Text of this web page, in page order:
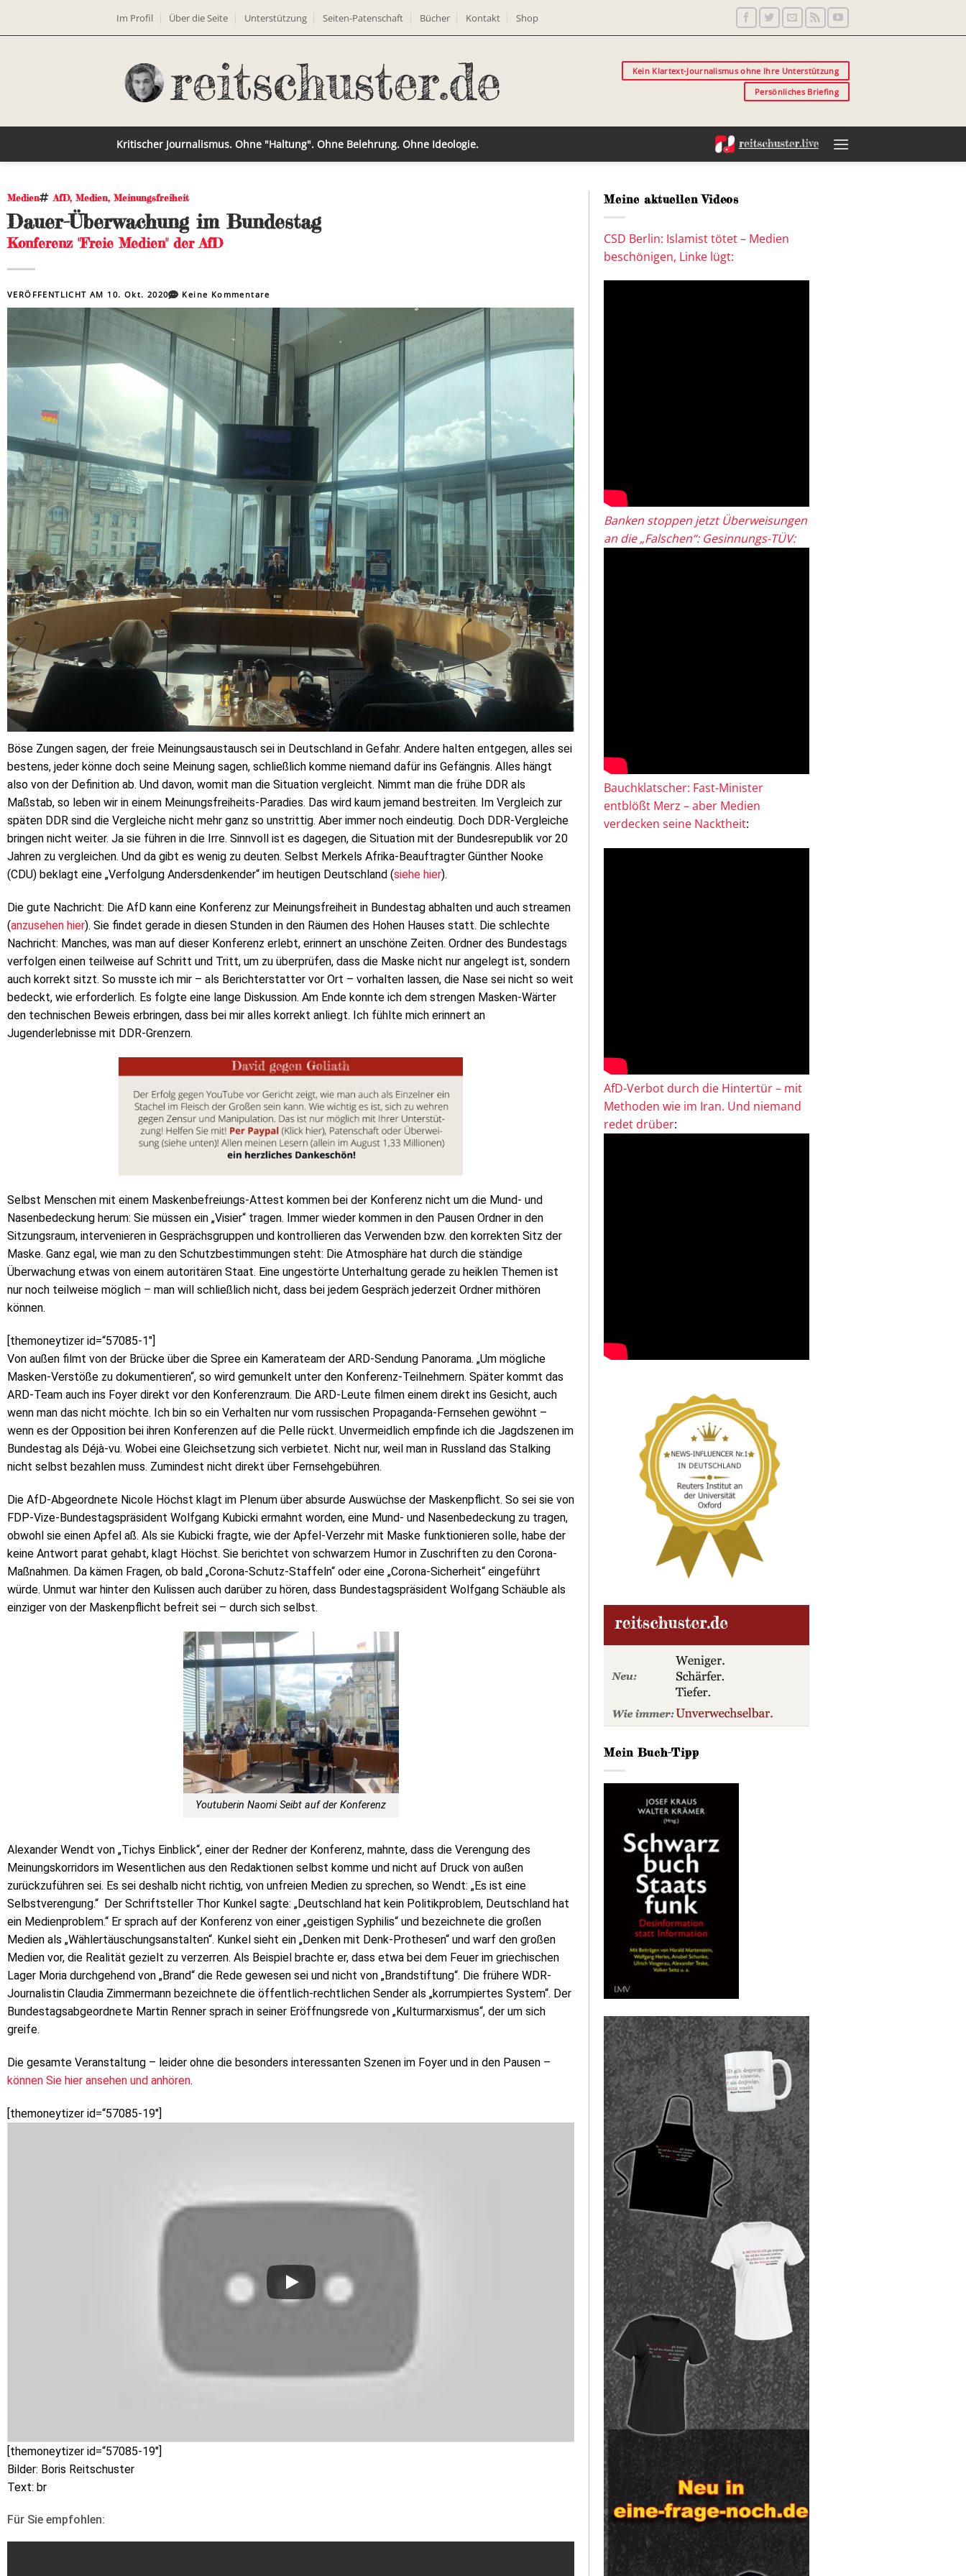
Im Profil Über die Seite Unterstützung Seiten-Patenschaft Bücher Kontakt Shop
Kein Klartext-Journalismus ohne Ihre Unterstützung
Persönliches Briefing
Kritischer Journalismus. Ohne "Haltung". Ohne Belehrung. Ohne Ideologie.
Medien AfD, Medien, Meinungsfreiheit
Dauer-Überwachung im Bundestag
Konferenz "Freie Medien" der AfD
VERÖFFENTLICHT AM 10. Okt. 2020 Keine Kommentare
Böse Zungen sagen, der freie Meinungsaustausch sei in Deutschland in Gefahr. Andere halten entgegen, alles sei
bestens, jeder könne doch seine Meinung sagen, schließlich komme niemand dafür ins Gefängnis. Alles hängt
also von der Definition ab. Und davon, womit man die Situation vergleicht. Nimmt man die frühe DDR als
Maßstab, so leben wir in einem Meinungsfreiheits-Paradies. Das wird kaum jemand bestreiten. Im Vergleich zur
späten DDR sind die Vergleiche nicht mehr ganz so unstrittig. Aber immer noch eindeutig. Doch DDR-Vergleiche
bringen nicht weiter. Ja sie führen in die Irre. Sinnvoll ist es dagegen, die Situation mit der Bundesrepublik vor 20
Jahren zu vergleichen. Und da gibt es wenig zu deuten. Selbst Merkels Afrika-Beauftragter Günther Nooke
(CDU) beklagt eine „Verfolgung Andersdenkender“ im heutigen Deutschland (siehe hier).
Die gute Nachricht: Die AfD kann eine Konferenz zur Meinungsfreiheit in Bundestag abhalten und auch streamen
(anzusehen hier). Sie findet gerade in diesen Stunden in den Räumen des Hohen Hauses statt. Die schlechte
Nachricht: Manches, was man auf dieser Konferenz erlebt, erinnert an unschöne Zeiten. Ordner des Bundestags
verfolgen einen teilweise auf Schritt und Tritt, um zu überprüfen, dass die Maske nicht nur angelegt ist, sondern
auch korrekt sitzt. So musste ich mir – als Berichterstatter vor Ort – vorhalten lassen, die Nase sei nicht so weit
bedeckt, wie erforderlich. Es folgte eine lange Diskussion. Am Ende konnte ich dem strengen Masken-Wärter
den technischen Beweis erbringen, dass bei mir alles korrekt anliegt. Ich fühlte mich erinnert an
Jugenderlebnisse mit DDR-Grenzern.
Selbst Menschen mit einem Maskenbefreiungs-Attest kommen bei der Konferenz nicht um die Mund- und
Nasenbedeckung herum: Sie müssen ein „Visier“ tragen. Immer wieder kommen in den Pausen Ordner in den
Sitzungsraum, intervenieren in Gesprächsgruppen und kontrollieren das Verwenden bzw. den korrekten Sitz der
Maske. Ganz egal, wie man zu den Schutzbestimmungen steht: Die Atmosphäre hat durch die ständige
Überwachung etwas von einem autoritären Staat. Eine ungestörte Unterhaltung gerade zu heiklen Themen ist
nur noch teilweise möglich – man will schließlich nicht, dass bei jedem Gespräch jederzeit Ordner mithören
können.
[themoneytizer id=“57085-1″]
Von außen filmt von der Brücke über die Spree ein Kamerateam der ARD-Sendung Panorama. „Um mögliche
Masken-Verstöße zu dokumentieren“, so wird gemunkelt unter den Konferenz-Teilnehmern. Später kommt das
ARD-Team auch ins Foyer direkt vor den Konferenzraum. Die ARD-Leute filmen einem direkt ins Gesicht, auch
wenn man das nicht möchte. Ich bin so ein Verhalten nur vom russischen Propaganda-Fernsehen gewöhnt –
wenn es der Opposition bei ihren Konferenzen auf die Pelle rückt. Unvermeidlich empfinde ich die Jagdszenen im
Bundestag als Déjà-vu. Wobei eine Gleichsetzung sich verbietet. Nicht nur, weil man in Russland das Stalking
nicht selbst bezahlen muss. Zumindest nicht direkt über Fernsehgebühren.
Die AfD-Abgeordnete Nicole Höchst klagt im Plenum über absurde Auswüchse der Maskenpflicht. So sei sie von
FDP-Vize-Bundestagspräsident Wolfgang Kubicki ermahnt worden, eine Mund- und Nasenbedeckung zu tragen,
obwohl sie einen Apfel aß. Als sie Kubicki fragte, wie der Apfel-Verzehr mit Maske funktionieren solle, habe der
keine Antwort parat gehabt, klagt Höchst. Sie berichtet von schwarzem Humor in Zuschriften zu den Corona-
Maßnahmen. Da kämen Fragen, ob bald „Corona-Schutz-Staffeln“ oder eine „Corona-Sicherheit“ eingeführt
würde. Unmut war hinter den Kulissen auch darüber zu hören, dass Bundestagspräsident Wolfgang Schäuble als
einziger von der Maskenpflicht befreit sei – durch sich selbst.
Youtuberin Naomi Seibt auf der Konferenz
Alexander Wendt von „Tichys Einblick“, einer der Redner der Konferenz, mahnte, dass die Verengung des
Meinungskorridors im Wesentlichen aus den Redaktionen selbst komme und nicht auf Druck von außen
zurückzuführen sei. Es sei deshalb nicht richtig, von unfreien Medien zu sprechen, so Wendt: „Es ist eine
Selbstverengung.“ Der Schriftsteller Thor Kunkel sagte: „Deutschland hat kein Politikproblem, Deutschland hat
ein Medienproblem.“ Er sprach auf der Konferenz von einer „geistigen Syphilis“ und bezeichnete die großen
Medien als „Wählertäuschungsanstalten“. Kunkel sieht ein „Denken mit Denk-Prothesen“ und warf den großen
Medien vor, die Realität gezielt zu verzerren. Als Beispiel brachte er, dass etwa bei dem Feuer im griechischen
Lager Moria durchgehend von „Brand“ die Rede gewesen sei und nicht von „Brandstiftung“. Die frühere WDR-
Journalistin Claudia Zimmermann bezeichnete die öffentlich-rechtlichen Sender als „korrumpiertes System“. Der
Bundestagsabgeordnete Martin Renner sprach in seiner Eröffnungsrede von „Kulturmarxismus“, der um sich
greife.
Die gesamte Veranstaltung – leider ohne die besonders interessanten Szenen im Foyer und in den Pausen –
können Sie hier ansehen und anhören.
[themoneytizer id=“57085-19″]
[themoneytizer id=“57085-19″]
Bilder: Boris Reitschuster
Text: br
Für Sie empfohlen:
Meine aktuellen Videos
CSD Berlin: Islamist tötet – Medien
beschönigen, Linke lügt:
Banken stoppen jetzt Überweisungen
an die „Falschen“: Gesinnungs-TÜV:
Bauchklatscher: Fast-Minister
entblößt Merz – aber Medien
verdecken seine Nacktheit:
AfD-Verbot durch die Hintertür – mit
Methoden wie im Iran. Und niemand
redet drüber:
Mein Buch-Tipp